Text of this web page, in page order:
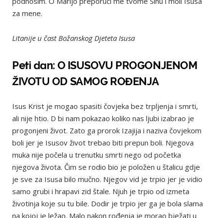
za mene.
Litanije u čast Božanskog Djeteta Isusa
Peti dan: O ISUSOVU PROGONJENOM
ŽIVOTU OD SAMOG ROĐENJA
Isus Krist je mogao spasiti čovjeka bez trpljenja i smrti,
ali nije htio. D bi nam pokazao koliko nas ljubi izabrao je
progonjeni život. Zato ga prorok Izajija i naziva čovjekom
boli jer je Isusov život trebao biti prepun boli. Njegova
muka nije počela u trenutku smrti nego od početka
njegova života. Čim se rodio bio je položen u štalicu gdje
je sve za Isusa bilo mučno. Njegov vid je trpio jer je vidio
samo grubi i hrapavi zid štale. Njuh je trpio od izmeta
životinja koje su tu bile. Dodir je trpio jer ga je bola slama
na kojoj je ležao. Malo nakon rođenja je morao bježati u